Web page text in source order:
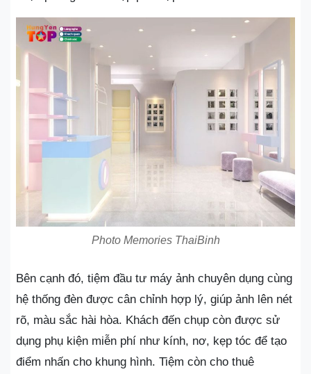
Photo Memories ThaiBinh
Bên cạnh đó, tiệm đầu tư máy ảnh chuyên dụng cùng
hệ thống đèn được cân chỉnh hợp lý, giúp ảnh lên nét
rõ, màu sắc hài hòa. Khách đến chụp còn được sử
dụng phụ kiện miễn phí như kính, nơ, kẹp tóc để tạo
điểm nhấn cho khung hình. Tiệm còn cho thuê